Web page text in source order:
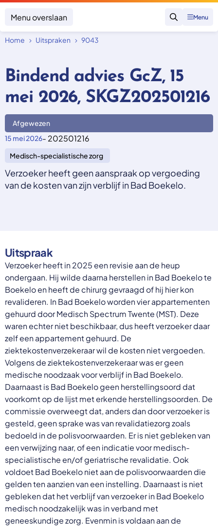
Menu overslaan
Zoeken
Menu
Onderwerpen
Zorgverzekering afsluiten
Zorgverzekering betalen
Vergoeding van zorg
Zorg in het buitenland
Nieuw in Nederland
Geen zorgverzekering
Overheid moet proactief
ondersteuning bieden bij schulden, niet
straffen
Schrap de opslag op de zorgpremie voor mensen die
niet kunnen betalen en bied proactieve
ondersteuning, zoals automatische zorgtoeslag. Zo
voorkomt de overheid schulden, vermindert stress
en blijft noodzakelijke zorg toegankelijk.
Lees meer
Focus en impact
Uitspraken
Trainingen
Nieuws
Casussen
Nederlands
English
Deutsch
Polski
Romana
български
Українська
русский
Espanol
Francais
Home Uitspraken 9043
Bindend advies GcZ, 15
mei 2026, SKGZ202501216
Afgewezen
15 mei 2026- 202501216
Medisch-specialistische zorg
Verzoeker heeft geen aanspraak op vergoeding
van de kosten van zijn verblijf in Bad Boekelo.
Uitspraak
Verzoeker heeft in 2025 een revisie aan de heup
ondergaan. Hij wilde daarna herstellen in Bad Boekelo te
Boekelo en heeft de chirurg gevraagd of hij hier kon
revalideren. In Bad Boekelo worden vier appartementen
gehuurd door Medisch Spectrum Twente (MST). Deze
waren echter niet beschikbaar, dus heeft verzoeker daar
zelf een appartement gehuurd. De
ziektekostenverzekeraar wil de kosten niet vergoeden.
Volgens de ziektekostenverzekeraar was er geen
medische noodzaak voor verblijf in Bad Boekelo.
Daarnaast is Bad Boekelo geen herstellingsoord dat
voorkomt op de lijst met erkende herstellingsoorden. De
commissie overweegt dat, anders dan door verzoeker is
gesteld, geen sprake was van revalidatiezorg zoals
bedoeld in de polisvoorwaarden. Er is niet gebleken van
een verwijzing naar, of een indicatie voor medisch-
specialistische en/of geriatrische revalidatie. Ook
voldoet Bad Boekelo niet aan de polisvoorwaarden die
gelden ten aanzien van een instelling. Daarnaast is niet
gebleken dat het verblijf van verzoeker in Bad Boekelo
medisch noodzakelijk was in verband met
geneeskundige zorg. Evenmin is voldaan aan de